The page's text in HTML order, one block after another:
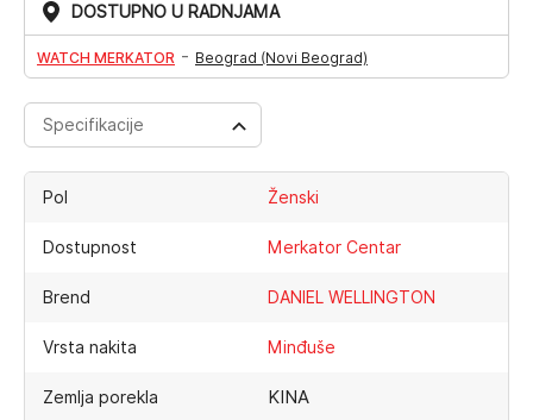
DOSTUPNO U RADNJAMA
WATCH MERKATOR - Beograd (Novi Beograd)
Specifikacije
Pol Ženski
Dostupnost Merkator Centar
Brend DANIEL WELLINGTON
Vrsta nakita Minđuše
Zemlja porekla KINA